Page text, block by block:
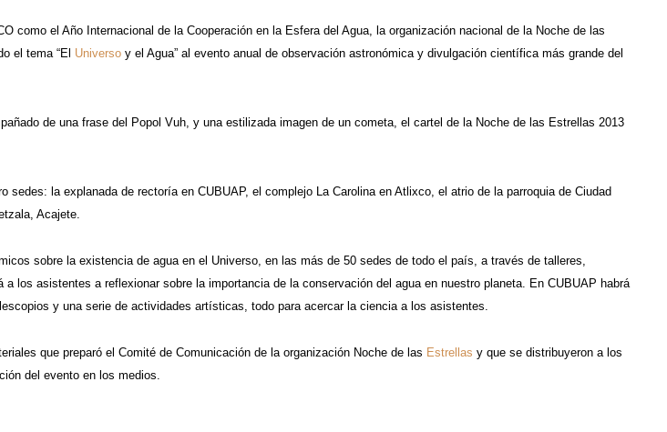
como el Año Internacional de la Cooperación en la Esfera del Agua, la organización nacional de la Noche de las
el tema “El Universo y el Agua” al evento anual de observación astronómica y divulgación científica más grande del
de una frase del Popol Vuh, y una estilizada imagen de un cometa, el cartel de la Noche de las Estrellas 2013
sedes: la explanada de rectoría en CUBUAP, el complejo La Carolina en Atlixco, el atrio de la parroquia de Ciudad
Acajete.
sobre la existencia de agua en el Universo, en las más de 50 sedes de todo el país, a través de talleres,
los asistentes a reflexionar sobre la importancia de la conservación del agua en nuestro planeta. En CUBUAP habrá
y una serie de actividades artísticas, todo para acercar la ciencia a los asistentes.
que preparó el Comité de Comunicación de la organización Noche de las Estrellas y que se distribuyeron a los
del evento en los medios.